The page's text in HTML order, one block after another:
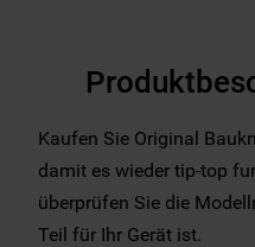
Kaufen Sie Original
damit es wieder tip-top
überprüfen Sie die
Teil für Ihr Gerät ist.